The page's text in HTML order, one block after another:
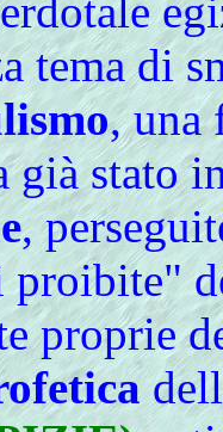
tema di
, una
già stato
,
proibite"
proprie